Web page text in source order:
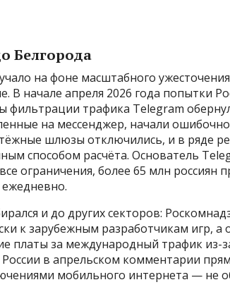
Белгорода
на фоне масштабного
В начале апреля 2026 года попытки
фильтрации трафика Telegram
на мессенджер, начали
шлюзы отключились, и в ряде
способом расчёта. Основатель
ограничения, более 65 млн россиян
и до других секторов:
к зарубежным разработчикам игр, а
платы за международный трафик из-
в апрельском комментарии
мобильного интернета — не